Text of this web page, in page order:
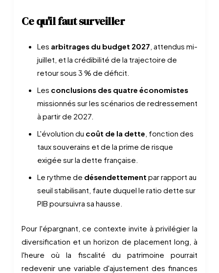
Ce qu'il faut surveiller
Les arbitrages du budget 2027, attendus mi-
juillet, et la crédibilité de la trajectoire de
retour sous 3 % de déficit.
Les conclusions des quatre économistes
missionnés sur les scénarios de redressement
à partir de 2027.
L'évolution du coût de la dette, fonction des
taux souverains et de la prime de risque
exigée sur la dette française.
Le rythme de désendettement par rapport au
seuil stabilisant, faute duquel le ratio dette sur
PIB poursuivra sa hausse.
Pour l'épargnant, ce contexte invite à privilégier la
diversification et un horizon de placement long, à
l'heure où la fiscalité du patrimoine pourrait
redevenir une variable d'ajustement des finances